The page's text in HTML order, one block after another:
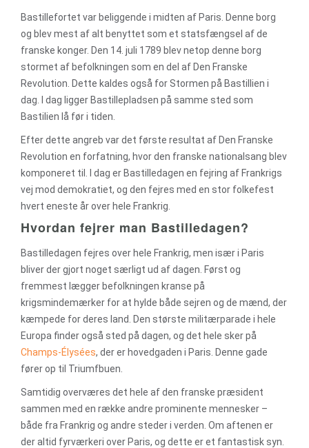
Bastillefortet var beliggende i midten af Paris. Denne borg
og blev mest af alt benyttet som et statsfængsel af de
franske konger. Den 14. juli 1789 blev netop denne borg
stormet af befolkningen som en del af Den Franske
Revolution. Dette kaldes også for Stormen på Bastillien i
dag. I dag ligger Bastillepladsen på samme sted som
Bastilien lå før i tiden.
Efter dette angreb var det første resultat af Den Franske
Revolution en forfatning, hvor den franske nationalsang blev
komponeret til. I dag er Bastilledagen en fejring af Frankrigs
vej mod demokratiet, og den fejres med en stor folkefest
hvert eneste år over hele Frankrig.
Hvordan fejrer man Bastilledagen?
Bastilledagen fejres over hele Frankrig, men især i Paris
bliver der gjort noget særligt ud af dagen. Først og
fremmest lægger befolkningen kranse på
krigsmindemærker for at hylde både sejren og de mænd, der
kæmpede for deres land. Den største militærparade i hele
Europa finder også sted på dagen, og det hele sker på
Champs-Élysées, der er hovedgaden i Paris. Denne gade
fører op til Triumfbuen.
Samtidig overværes det hele af den franske præsident
sammen med en række andre prominente mennesker –
både fra Frankrig og andre steder i verden. Om aftenen er
der altid fyrværkeri over Paris, og dette er et fantastisk syn.